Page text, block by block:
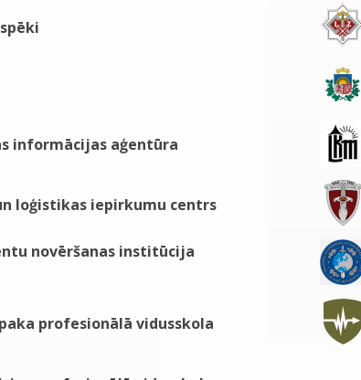
informācijas aģentūra
loģistikas iepirkumu centrs
novēršanas institūcija
profesionālā vidusskola